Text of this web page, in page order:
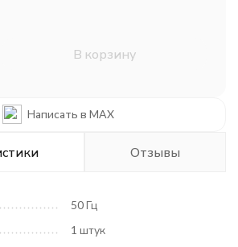
В корзину
Написать в MAX
Отзывы
50 Гц
1 штук